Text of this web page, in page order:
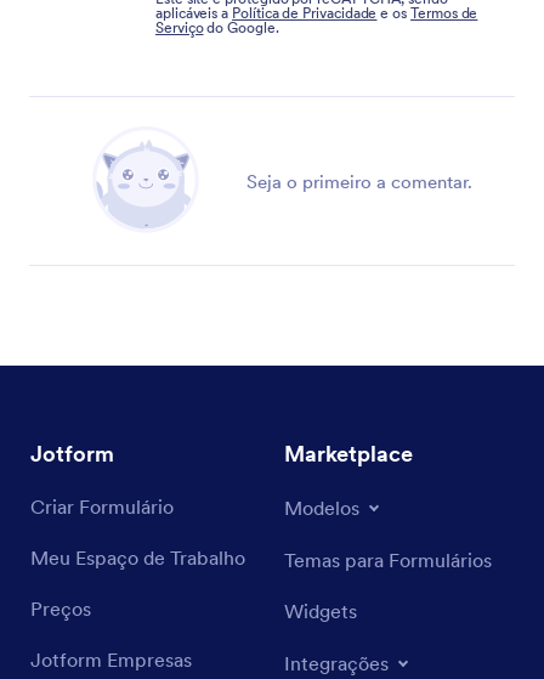
aplicáveis a Política de Privacidade e osTermos de
Serviçodo Google.
Seja o primeiro a comentar.
Jotform
Criar Formulário
Meu Espaço de Trabalho
Preços
Jotform Empresas
Marketplace
Modelos
Temas para Formulários
Widgets
Integrações